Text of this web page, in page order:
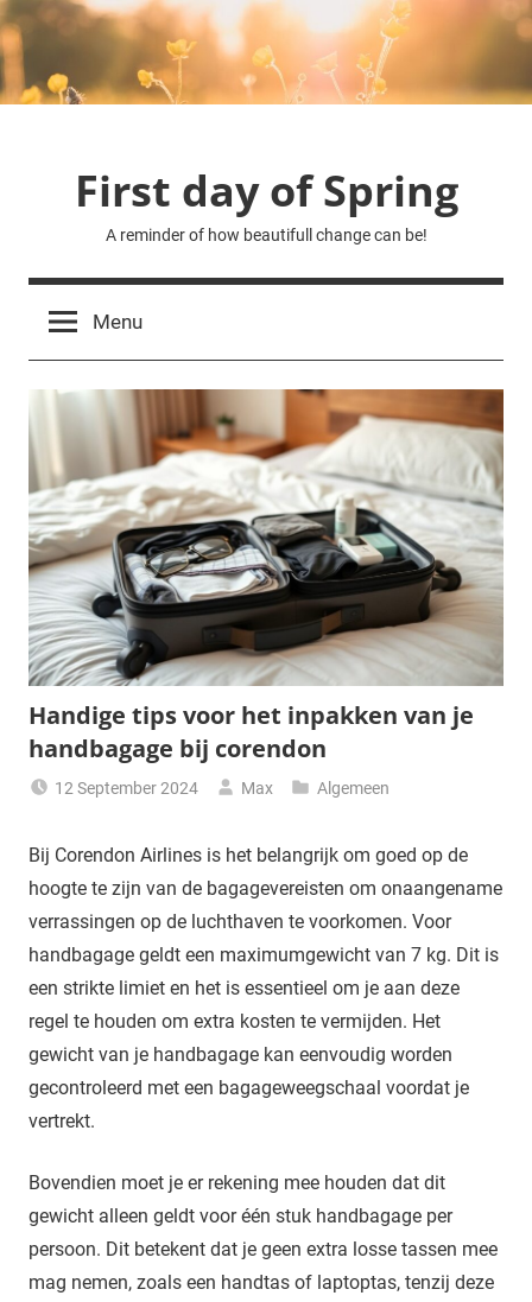
Skip
to
content
First day of Spring
A reminder of how beautifull change can be!
Menu
Handige tips voor het inpakken van je
handbagage bij corendon
12 September 2024 Max Algemeen
Bij Corendon Airlines is het belangrijk om goed op de
hoogte te zijn van de bagagevereisten om onaangename
verrassingen op de luchthaven te voorkomen. Voor
handbagage geldt een maximumgewicht van 7 kg. Dit is
een strikte limiet en het is essentieel om je aan deze
regel te houden om extra kosten te vermijden. Het
gewicht van je handbagage kan eenvoudig worden
gecontroleerd met een bagageweegschaal voordat je
vertrekt.
Bovendien moet je er rekening mee houden dat dit
gewicht alleen geldt voor één stuk handbagage per
persoon. Dit betekent dat je geen extra losse tassen mee
mag nemen, zoals een handtas of laptoptas, tenzij deze